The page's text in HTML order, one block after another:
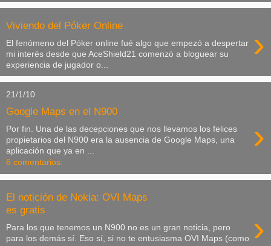
Viviendo del Póker Online ›
El fenómeno del Póker online fué algo que empezó a despertar
mi interés desde que AceShield21 comenzó a bloguear su
experiencia de jugador o...
21/1/10
Google Maps en el N900
›
Por fin. Una de las decepciones que nos llevamos los felices
propietarios del N900 era la ausencia de Google Maps, una
aplicación que ya en ...
6 comentarios:
El notición de Nokia: OVI Maps
es gratis
›
Para los que tenemos un N900 no es un gran noticia, pero
para los demás sí. Eso sí, si no te entusiasma OVI Maps (como